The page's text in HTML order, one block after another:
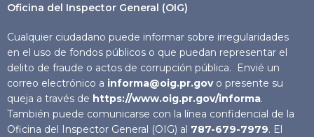
Oficina del Inspector General (OIG)
Cualquier ciudadano puede informar sobre irregularidades
en el uso de fondos públicos o que puedan representar el
delito de fraude o actos de corrupción pública. Envié un
correo electrónico a informa@oig.pr.govo presente su
queja a través de https://www.oig.pr.gov/informa.
También puede comunicarse con la línea confidencial de la
Oficina del Inspector General (OIG) al 787-679-7979. El